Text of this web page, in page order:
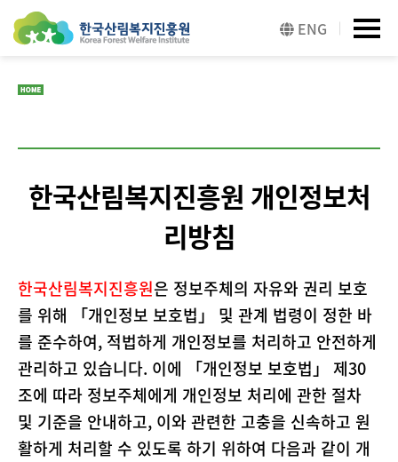
본문 바로가기
주메뉴 바로가기
ENG
한국산림복지진흥원 개인정보처
리방침
한국산림복지진흥원은 정보주체의 자유와 권리 보호
를 위해 「개인정보 보호법」 및 관계 법령이 정한 바
를 준수하여, 적법하게 개인정보를 처리하고 안전하게
관리하고 있습니다. 이에 「개인정보 보호법」 제30
조에 따라 정보주체에게 개인정보 처리에 관한 절차
및 기준을 안내하고, 이와 관련한 고충을 신속하고 원
활하게 처리할 수 있도록 하기 위하여 다음과 같이 개